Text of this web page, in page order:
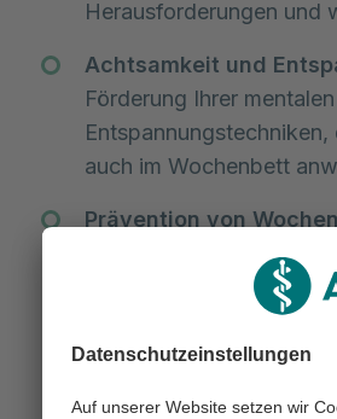
Herausforderungen und
Achtsamkeit und
Förderung Ihrer
auch im Wochenbett
Prävention von
Wir
den normalen
und wie Sie rechtzeitig
Fokus liegt auf der